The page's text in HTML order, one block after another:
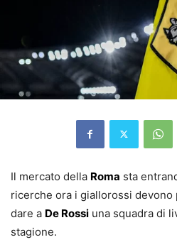
Il mercato della Roma sta
ricerche ora i giallorossi devono
dare a De Rossi una squadra di
stagione.